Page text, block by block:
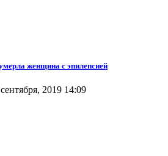
женщина с эпилепсией
2019 14:09